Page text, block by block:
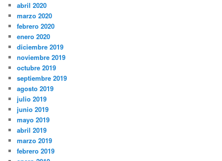
abril 2020
marzo 2020
febrero 2020
enero 2020
diciembre 2019
noviembre 2019
octubre 2019
septiembre 2019
agosto 2019
julio 2019
junio 2019
mayo 2019
abril 2019
marzo 2019
febrero 2019